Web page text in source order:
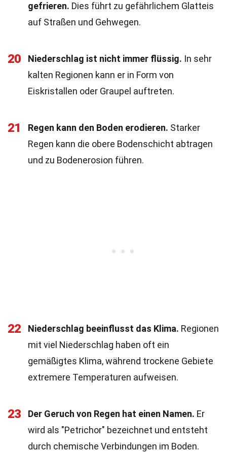
gefrieren. Dies führt zu gefährlichem Glatteis
auf Straßen und Gehwegen.
20 Niederschlag ist nicht immer flüssig. In sehr
kalten Regionen kann er in Form von
Eiskristallen oder Graupel auftreten.
21 Regen kann den Boden erodieren. Starker
Regen kann die obere Bodenschicht abtragen
und zu Bodenerosion führen.
22 Niederschlag beeinflusst das Klima. Regionen
mit viel Niederschlag haben oft ein
gemäßigtes Klima, während trockene Gebiete
extremere Temperaturen aufweisen.
23 Der Geruch von Regen hat einen Namen. Er
wird als "Petrichor" bezeichnet und entsteht
durch chemische Verbindungen im Boden.